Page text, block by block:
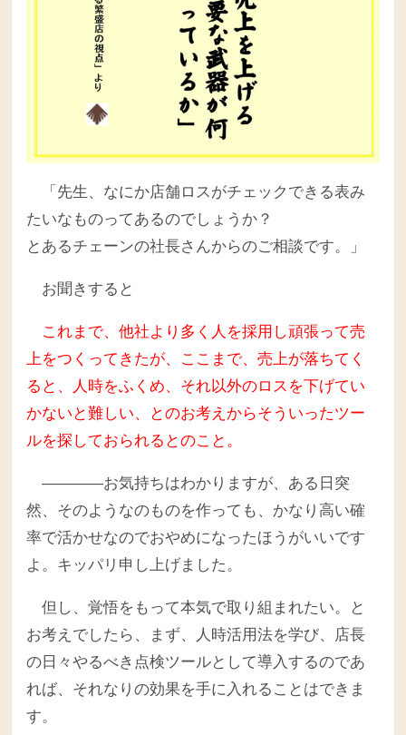
「先生、なにか店舗ロスがチェックできる表み
たいなものってあるのでしょうか？
とあるチェーンの社長さんからのご相談です。」
お聞きすると
これまで、他社より多く人を採用し頑張って売
上をつくってきたが、ここまで、売上が落ちてく
ると、人時をふくめ、それ以外のロスを下げてい
かないと難しい、とのお考えからそういったツー
ルを探しておられるとのこと。
――――お気持ちはわかりますが、ある日突
然、そのようなのものを作っても、かなり高い確
率で活かせなのでおやめになったほうがいいです
よ。キッパリ申し上げました。
但し、覚悟をもって本気で取り組まれたい。と
お考えでしたら、まず、人時活用法を学び、店長
の日々やるべき点検ツールとして導入するのであ
れば、それなりの効果を手に入れることはできま
す。